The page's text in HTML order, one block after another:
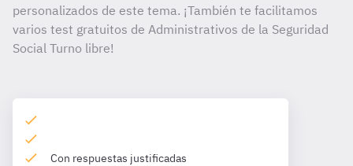
personalizados de este tema. ¡También te facilitamos
varios test gratuitos de Administrativos de la Seguridad
Social Turno libre!
Con respuestas justificadas